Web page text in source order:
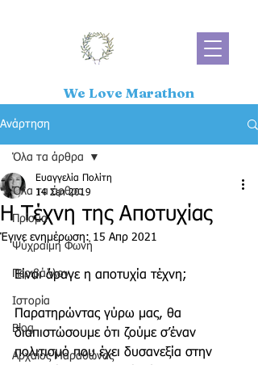
We Love Marathon
Ανάρτηση
Όλα τα άρθρα
Πρίσμα
Ψύχραιμη Φωνή
Περιβάλλον
Ιστορία
Blog
Αρχαίος Μαραθώνας
Όλα τα άρθρα
Η Τέχνη της Αποτυχίας
Ευαγγελία Πολίτη
14 Σεπ 2019
Έγινε ενημέρωση: 15 Απρ 2021
Είναι άραγε η αποτυχία τέχνη;
Παρατηρώντας γύρω μας, θα
διαπιστώσουμε ότι ζούμε σ’έναν
πολιτισμό που έχει δυσανεξία στην